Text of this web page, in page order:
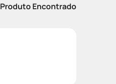
Produto Encontrado